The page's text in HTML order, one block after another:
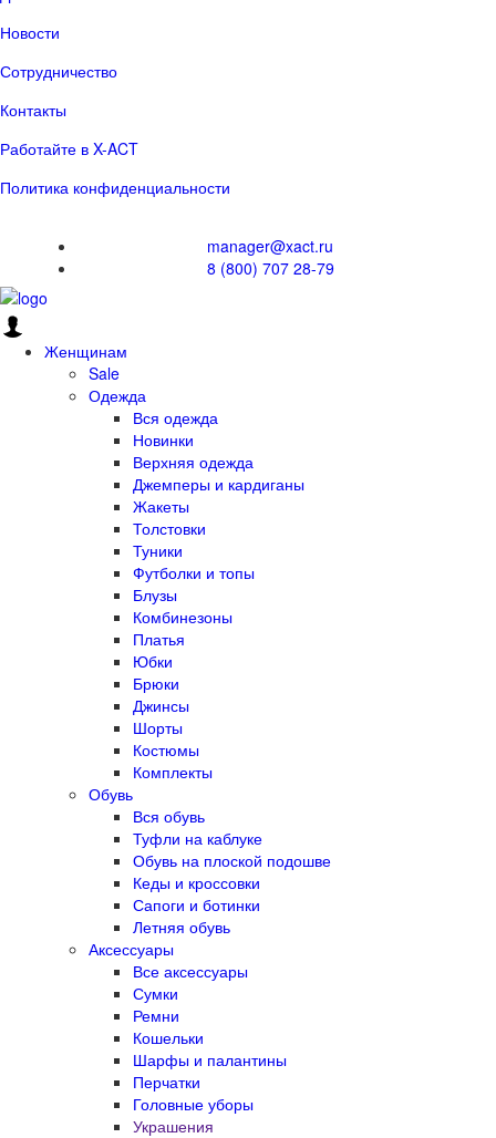
Новости
Сотрудничество
Контакты
Работайте в X-ACT
Политика конфиденциальности
manager@xact.ru
8 (800) 707 28-79
Женщинам
Sale
Одежда
Вся одежда
Новинки
Верхняя одежда
Джемперы и кардиганы
Жакеты
Толстовки
Туники
Футболки и топы
Блузы
Комбинезоны
Платья
Юбки
Брюки
Джинсы
Шорты
Костюмы
Комплекты
Обувь
Вся обувь
Туфли на каблуке
Обувь на плоской подошве
Кеды и кроссовки
Сапоги и ботинки
Летняя обувь
Аксессуары
Все аксессуары
Сумки
Ремни
Кошельки
Шарфы и палантины
Перчатки
Головные уборы
Украшения